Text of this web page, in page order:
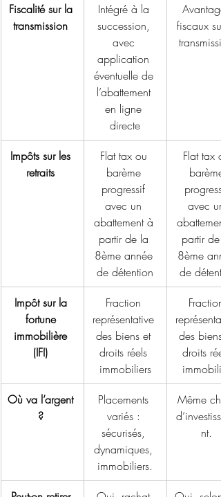
Fiscalité sur la
transmission
Intégré à la
succession,
avec
application
éventuelle de
l’abattement
en ligne
directe
fiscaux
Impôts sur les
retraits
Flat tax ou
barème
progressif
avec un
abattement à
partir de la
8ème année
de détention
Flat tax
barème
avec un
partir de
8ème
de
Impôt sur la
fortune
immobilière
(IFI)
Fraction
représentative
des biens et
droits réels
immobiliers
Fraction
des
droits
Où va l’argent
?
Placements
variés :
sécurisés,
dynamiques,
immobiliers.
Même
nt.